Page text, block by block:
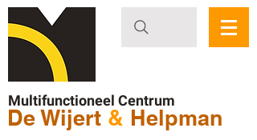
Multifunctioneel Centrum
De Wijert & Helpman